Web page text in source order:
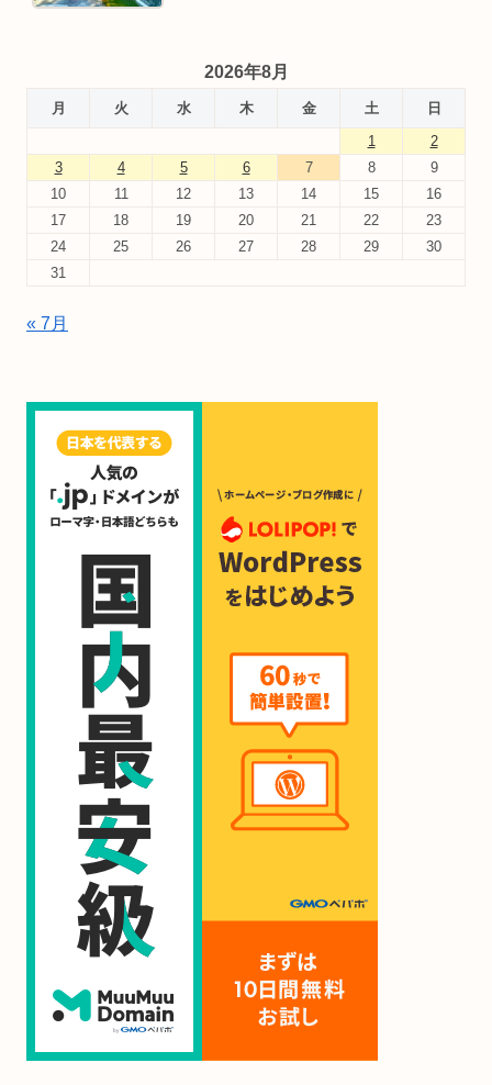
2026年8月
月 火 水 木 金 土
日
1
2
3
4 5 6 7 8
9
10
11 12 13 14 15
16
17
18 19 20 21 22
23
24
25 26 27 28 29
30
31
« 7月